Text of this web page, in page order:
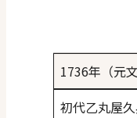
1736年（元文
初代乙丸屋